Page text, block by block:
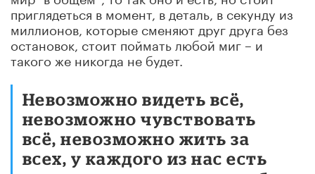
приглядеться в момент, в деталь, в секунду из
миллионов, которые сменяют друг друга без
остановок, стоит поймать любой миг – и
такого же никогда не будет.
Невозможно видеть всё,
невозможно чувствовать
всё, невозможно жить за
всех, у каждого из нас есть